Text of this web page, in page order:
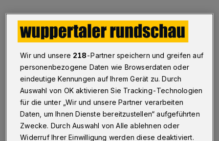
Botanischer Garten
Spaziergang auf der Hardt am
Tag des Baumes
Wuppertal· Am 25. April ist der jährliche Tag des
Baumes, der deutschlandweit in diesem Jahr zum 70.
Mal gefeiert wird. Aus diesem Anlass bietet der
Botanische Garten einen Spaziergang zu den
Baumschätzen auf der Wuppertaler Hardt an.
Wir und unsere 218-Partner speichern und greifen auf
personenbezogene Daten wie Browserdaten oder
eindeutige Kennungen auf Ihrem Gerät zu. Durch
Auswahl von OK aktivieren Sie Tracking-Technologien
für die unter „Wir und unsere Partner verarbeiten
Daten, um Ihnen Dienste bereitzustellen“ aufgeführten
Zwecke. Durch Auswahl von Alle ablehnen oder
Widerruf Ihrer Einwilligung werden diese deaktiviert.